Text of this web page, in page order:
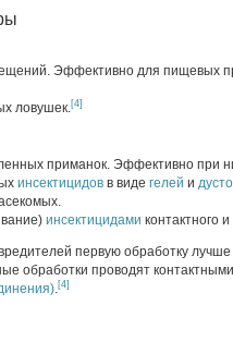
Эффективно для пищевых
ловушек.[4]
приманок. Эффективно при
инсектицидов в виде гелей и
инсектицидами контактного
первую обработку
обработки проводят контактными
.[4]